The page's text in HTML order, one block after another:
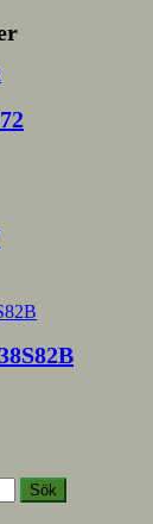
Sök